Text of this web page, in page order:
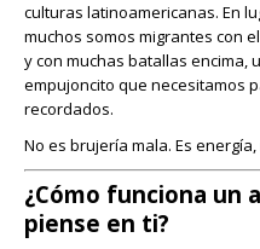
culturas latinoamericanas. En
muchos somos migrantes con
y con muchas batallas encima,
empujoncito que necesitamos
recordados.
No es brujería mala. Es
¿Cómo funciona un
piense en ti?